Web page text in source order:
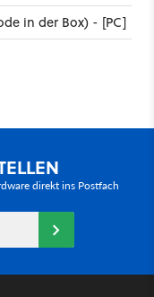
in der Box) - [PC]
direkt ins Postfach